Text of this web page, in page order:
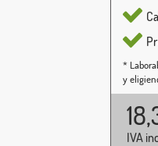
*
y
IVA